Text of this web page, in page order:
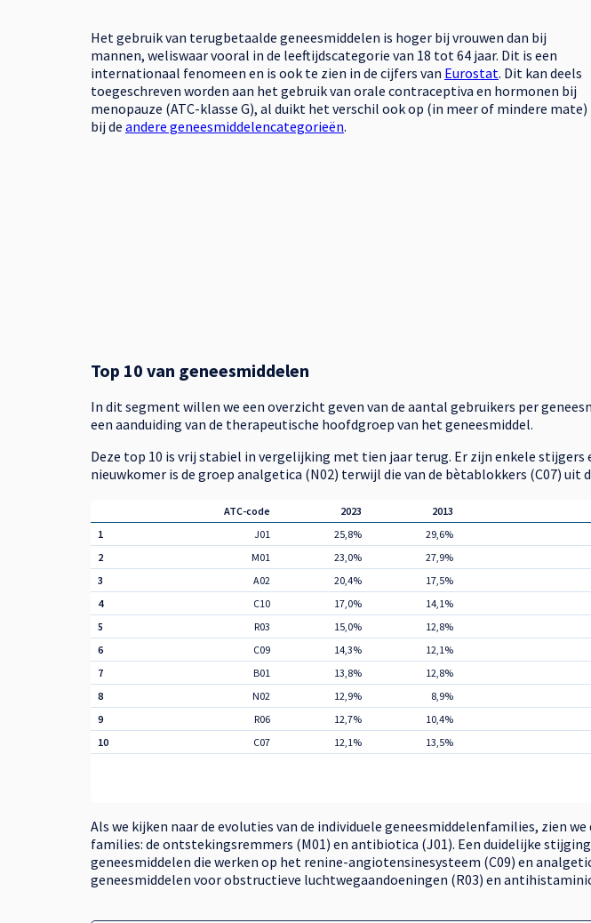
Het gebruik van terugbetaalde geneesmiddelen is hoger bij vrouwen dan bij
mannen, weliswaar vooral in de leeftijdscategorie van 18 tot 64 jaar. Dit is een
internationaal fenomeen en is ook te zien in de cijfers van Eurostat. Dit kan deels
toegeschreven worden aan het gebruik van orale contraceptiva en hormonen bij
menopauze (ATC-klasse G), al duikt het verschil ook op (in meer of mindere mate)
bij de andere geneesmiddelencategorieën.
Top 10 van geneesmiddelen
In dit segment willen we een overzicht geven van de aantal gebruikers per
een aanduiding van de therapeutische hoofdgroep van het geneesmiddel.
Deze top 10 is vrij stabiel in vergelijking met tien jaar terug. Er zijn enkele
nieuwkomer is de groep analgetica (N02) terwijl die van de bètablokkers (C07) uit
ATC-code 2023 2013
1
J01 25,8% 29,6%
2
M01 23,0% 27,9%
3
A02 20,4% 17,5%
4
C10 17,0% 14,1%
5
R03 15,0% 12,8%
6
C09 14,3% 12,1%
7
B01 13,8% 12,8%
8
N02 12,9% 8,9%
9
R06 12,7% 10,4%
10
C07 12,1% 13,5%
Als we kijken naar de evoluties van de individuele geneesmiddelenfamilies, zien
families: de ontstekingsremmers (M01) en antibiotica (J01). Een duidelijke
geneesmiddelen die werken op het renine-angiotensinesysteem (C09) en
geneesmiddelen voor obstructieve luchtwegaandoeningen (R03) en